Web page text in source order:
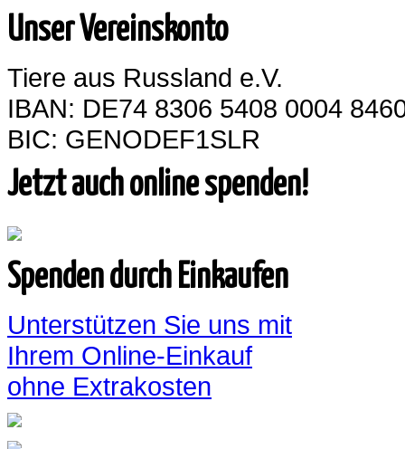
Unser Vereinskonto
Tiere aus Russland e.V.
IBAN: DE74 8306 5408 0004
BIC: GENODEF1SLR
Jetzt auch online spenden!
Spenden durch Einkaufen
Unterstützen Sie uns mit
Ihrem Online-Einkauf
ohne Extrakosten